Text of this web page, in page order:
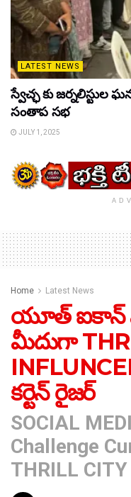
LATEST NEWS
స్వేచ్ఛ కు
సంతాప సభ
JULY 1, 2025
Home Latest News
యూత్ ఐకాన్
మీదుగా
కర్టెన్ రైజర్
SOCIAL
Challenge
THRILL CITY